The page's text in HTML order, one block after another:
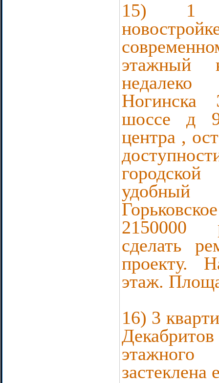
15) 1
этажный
Ногинска
шоссе д
центра ,
2150000
сделать
проекту.
этаж.
16) 3
этажного
застеклена